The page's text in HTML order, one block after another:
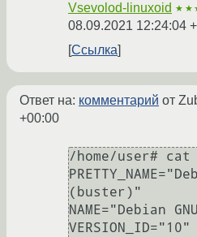
Vsevolod-linuxoid
08.09.2021 12:24:04
Ссылка
Ответ на: комментарий от
+00:00
/home/user#
(buster)"
NAME="Debian
VERSION_ID="10"